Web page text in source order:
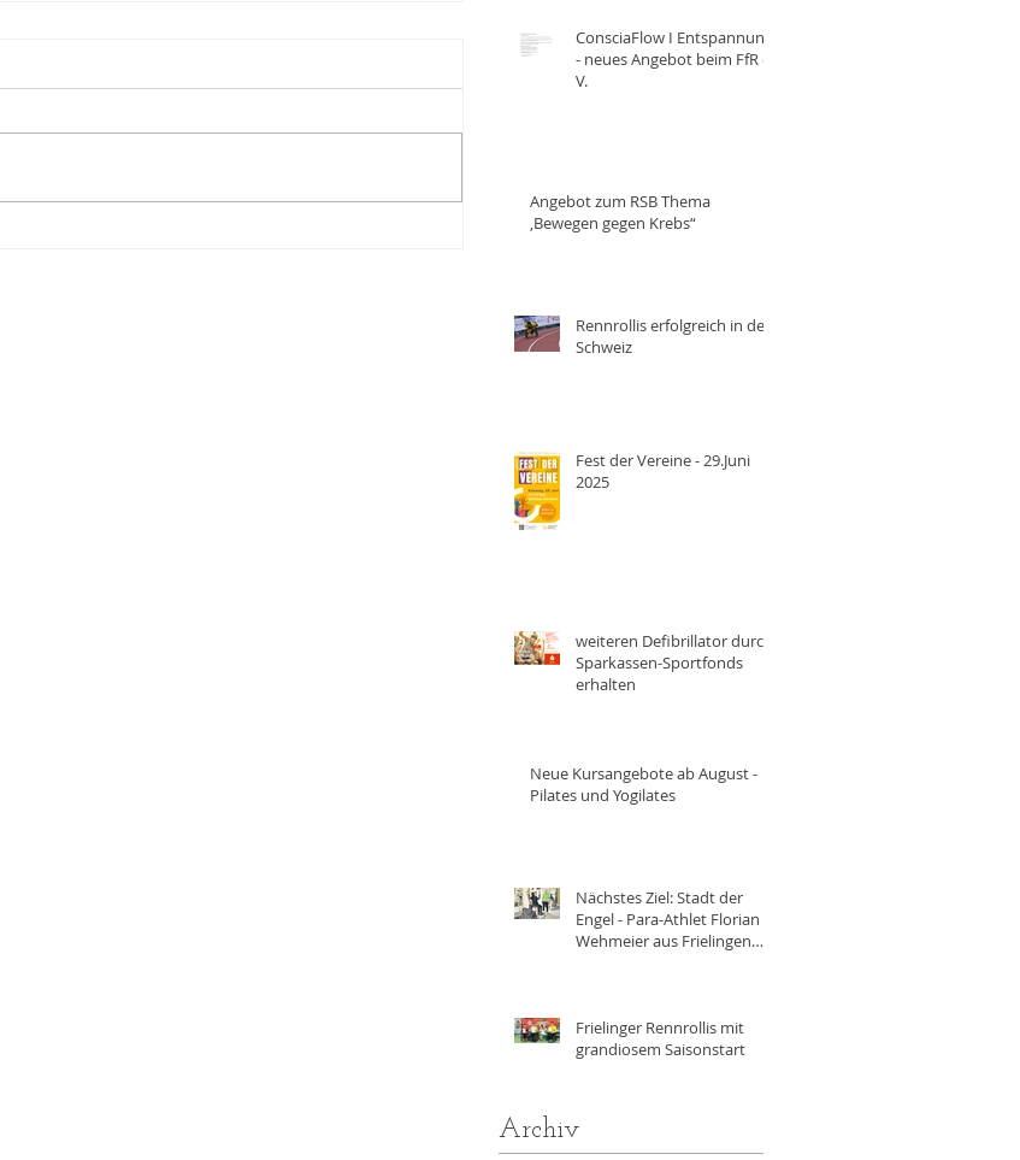
ConsciaFlow I Entspannung
- neues Angebot beim FfR e.
V.
Angebot zum RSB Thema
,Bewegen gegen Krebs“
Rennrollis erfolgreich in der
Schweiz
Fest der Vereine - 29.Juni
2025
weiteren Defibrillator durch
Sparkassen-Sportfonds
erhalten
Neue Kursangebote ab August -
Pilates und Yogilates
Nächstes Ziel: Stadt der
Engel - Para-Athlet Florian
Wehmeier aus Frielingen
Angeles
Frielinger Rennrollis mit
grandiosem Saisonstart
Archiv